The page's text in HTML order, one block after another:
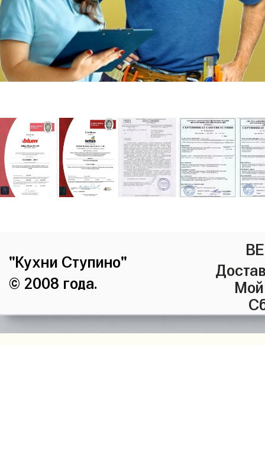
"Кухни Ступино"
© 2008 года.